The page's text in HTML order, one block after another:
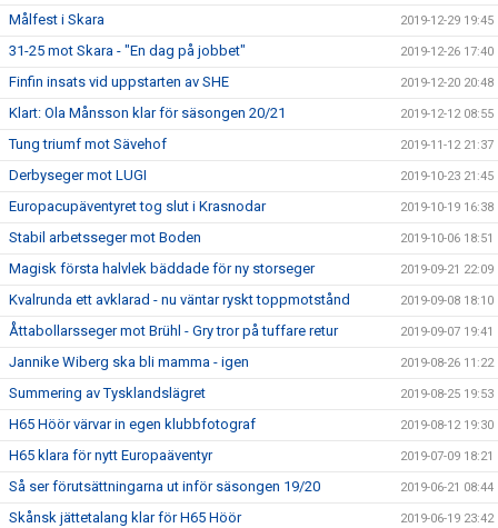
Målfest i Skara 2019-12-29 19:45
31-25 mot Skara - "En dag på jobbet" 2019-12-26 17:40
Finfin insats vid uppstarten av SHE 2019-12-20 20:48
Klart: Ola Månsson klar för säsongen 20/21 2019-12-12 08:55
Tung triumf mot Sävehof 2019-11-12 21:37
Derbyseger mot LUGI 2019-10-23 21:45
Europacupäventyret tog slut i Krasnodar 2019-10-19 16:38
Stabil arbetsseger mot Boden 2019-10-06 18:51
Magisk första halvlek bäddade för ny storseger 2019-09-21 22:09
Kvalrunda ett avklarad - nu väntar ryskt toppmotstånd 2019-09-08 18:10
Åttabollarsseger mot Brühl - Gry tror på tuffare retur 2019-09-07 19:41
Jannike Wiberg ska bli mamma - igen 2019-08-26 11:22
Summering av Tysklandslägret 2019-08-25 19:53
H65 Höör värvar in egen klubbfotograf 2019-08-12 19:30
H65 klara för nytt Europaäventyr 2019-07-09 18:21
Så ser förutsättningarna ut inför säsongen 19/20 2019-06-21 08:44
Skånsk jättetalang klar för H65 Höör 2019-06-19 23:42